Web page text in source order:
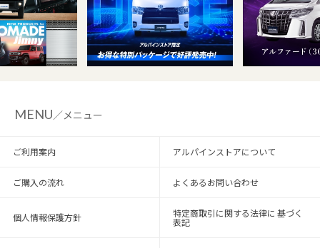
MENU／メニュー
ご利用案内 アルパインストアについて
ご購入の流れ よくあるお問い合わせ
個人情報保護方針
特定商取引に関する法律に 基づく
表記